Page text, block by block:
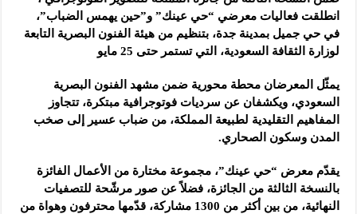
انطلقت فعاليات معرضي “حي عينك” و”حين يهمس الضباب”،
في حي جميل بمدينة جدة، بتنظيم من هيئة الفنون البصرية التابعة
لوزارة الثقافة السعودية، التي تستمر حتى 25 مايو
يمثّل المعرضان محطة محورية ضمن مشهد الفنون البصرية
السعودي، ويكشفان عن سرديات فوتوجرافية مبتكرة، تتجاوز
المفاهيم التقليدية لطبيعة المملكة، من ضباب عسير إلى صخب
المدن وسكون الصحاري.
يقدّم معرض “حي عينك”، مجموعة مختارة من الأعمال الفائزة
بالنسخة الثالثة من الجائزة، فضلاً عن صور مرشّحة للتصفيات
النهائية، من بين أكثر من 1300 مشاركة، قدّمها محترفون وهواة من